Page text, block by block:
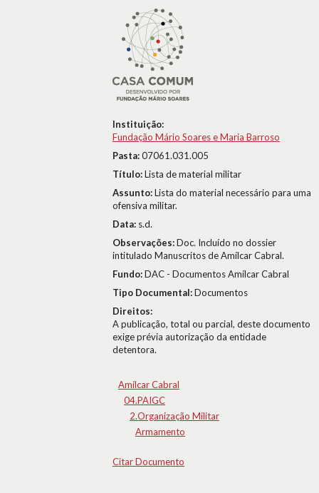
Instituição:
Fundação Mário Soares e Maria Barroso
Pasta:07061.031.005
Título:Lista de material militar
Assunto:Lista do material necessário para uma
ofensiva militar.
Data: s.d.
Observações:Doc. Incluído no dossier
intitulado Manuscritos de Amílcar Cabral.
Fundo:DAC - Documentos Amílcar Cabral
Tipo Documental:Documentos
Direitos:
A publicação, total ou parcial, deste documento
exige prévia autorização da entidade
detentora.
Amílcar Cabral
04.PAIGC
2.Organização Militar
Armamento
Citar Documento